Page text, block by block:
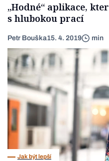
„Hodné“ aplikace,
s hlubokou prací
Petr Bouška15. 4. 2019 min
Jak být lepší